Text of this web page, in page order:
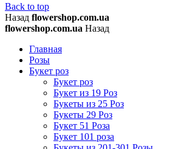
Back to top
Назад flowershop.com.ua
flowershop.com.ua Назад
Главная
Розы
Букет роз
Букет роз
Букет из 19 Роз
Букеты из 25 Роз
Букеты 29 Роз
Букет 51 Роза
Букет 101 роза